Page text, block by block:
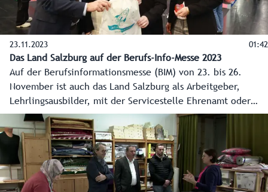
23.11.2023 01:42
Das Land Salzburg auf der Berufs-Info-Messe 2023
Auf der Berufsinformationsmesse (BIM) von 23. bis 26.
November ist auch das Land Salzburg als Arbeitgeber,
Lehrlingsausbilder, mit der Servicestelle Ehrenamt oder
den landwirtschaftlichen Fachschulen vertreten.